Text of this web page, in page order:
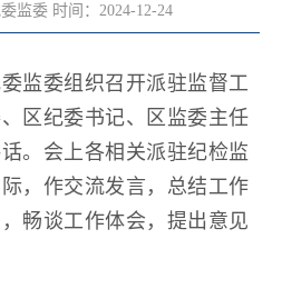
监委 时间：2024-12-24
委组织召开派驻监督工
区纪委书记、区监委主任
。会上各相关派驻纪检监
，作交流发言，总结工作
畅谈工作体会，提出意见